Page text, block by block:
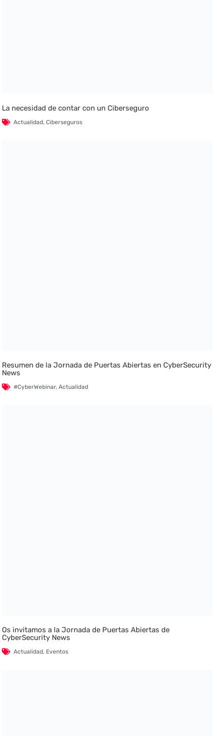
La necesidad de contar con un Ciberseguro
Actualidad,Ciberseguros
Resumen de la Jornada de Puertas Abiertas en CyberSecurity
News
#CyberWebinar,Actualidad
Os invitamos a la Jornada de Puertas Abiertas de
CyberSecurity News
Actualidad, Eventos